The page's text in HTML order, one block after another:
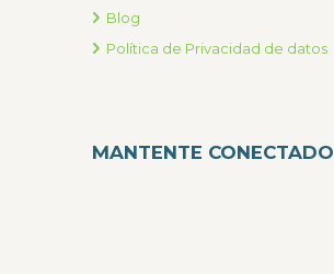
Blog
Política de Privacidad de datos
MANTENTE CONECTADO